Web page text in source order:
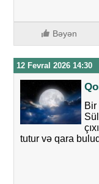
Bəyən
12 Fevral 2026 14:30
tutur və qara